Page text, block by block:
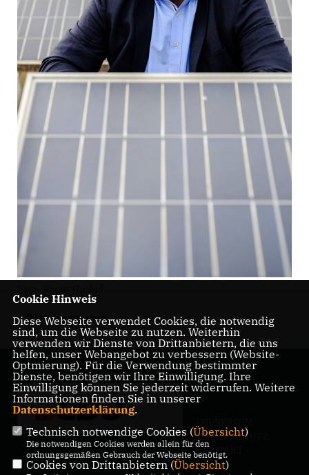
Bild herunterladen
DATENSCHUTZ
KONTAKT
Cookie Hinweis
Diese Webseite verwendet Cookies, die notwendig
sind, um die Webseite zu nutzen. Weiterhin
verwenden wir Dienste von Drittanbietern, die uns
helfen, unser Webangebot zu verbessern (Website-
Optmierung). Für die Verwendung bestimmter
Dienste, benötigen wir Ihre Einwilligung. Ihre
Einwilligung können Sie jederzeit widerrufen. Weitere
Informationen finden Sie in unserer
Datenschutzerklärung.
Technisch notwendige Cookies (Übersicht)
Die notwendigen Cookies werden allein für den
ordnungsgemäßen Gebrauch der Webseite benötigt.
Cookies von Drittanbietern (Übersicht)